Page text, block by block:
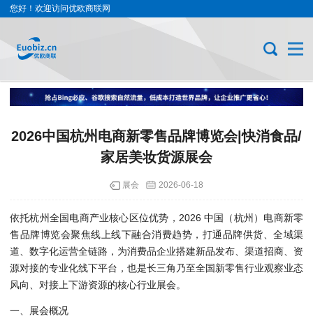
您好！欢迎访问优欧商联网
2026中国杭州电商新零售品牌博览会|快消食品/
家居美妆货源展会
展会 2026-06-18
依托杭州全国电商产业核心区位优势， 2026 中国（杭州）电商新零
售品牌博览会聚焦线上线下融合消费趋势，打通品牌供货、全域渠
道、数字化运营全链路，为消费品企业搭建新品发布、渠道招商、资
源对接的专业化线下平台，也是长三角乃至全国新零售行业观察业态
风向、对接上下游资源的核心行业展会。
一、展会概况